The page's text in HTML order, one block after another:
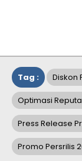
Tag : Diskon
Optimasi
Press Release
Promo Persrilis